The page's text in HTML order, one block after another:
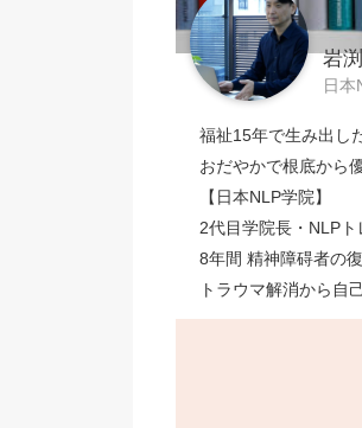
岩
日
福祉15年で生み出し
おだやかで根底から
【日本NLP学院】
2代目学院長・NLPト
8年間 精神障碍者の
トラウマ解消から自